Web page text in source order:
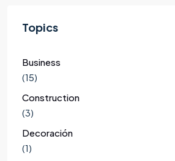
Topics
Business
(15)
Construction
(3)
Decoración
(1)